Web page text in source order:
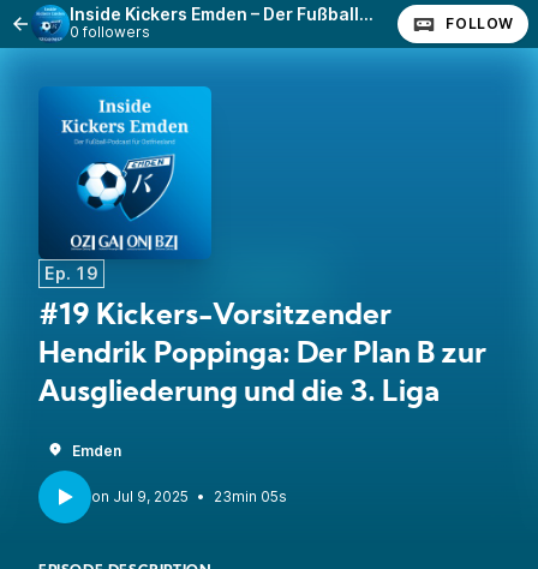
Inside Kickers Emden – Der Fußball-Podcast für Ostfriesland
0 followers FOLLOW
Ep. 19
#19 Kickers-Vorsitzender
Hendrik Poppinga: Der Plan B zur
Ausgliederung und die 3. Liga
Emden
• 23min 05s